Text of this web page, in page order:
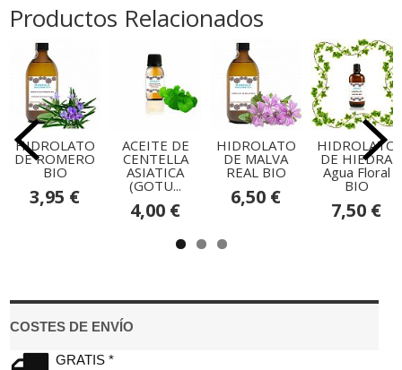
COSTES DE ENVÍO
GRATIS *
Productos Relacionados
HIDROLATO
DE ROMERO
BIO
3,95 €
ACEITE DE
CENTELLA
ASIATICA
(GOTU...
4,00 €
HIDROLATO
DE MALVA
REAL BIO
6,50 €
HIDROLATO
DE HIEDRA
Agua Floral
BIO
7,50 €